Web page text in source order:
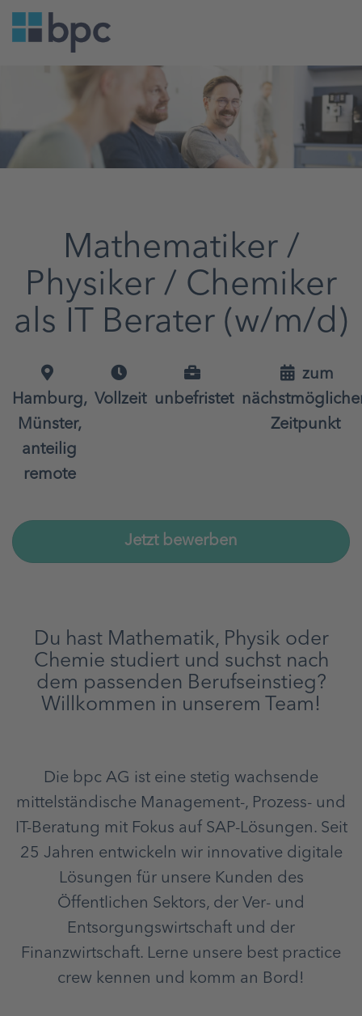
Mathematiker /
Physiker / Chemiker
als IT Berater (w/m/d)
Hamburg,
Münster,
anteilig
remote
Vollzeit unbefristet
zum
Zeitpunkt
Jetzt bewerben
Du hast Mathematik, Physik oder
Chemie studiert und suchst nach
dem passenden Berufseinstieg?
Willkommen in unserem Team!
Die bpc AG ist eine stetig wachsende
mittelständische Management-, Prozess- und
IT-Beratung mit Fokus auf SAP-Lösungen. Seit
25 Jahren entwickeln wir innovative digitale
Lösungen für unsere Kunden des
Öffentlichen Sektors, der Ver- und
Entsorgungswirtschaft und der
Finanzwirtschaft. Lerne unsere best practice
crew kennen und komm an Bord!